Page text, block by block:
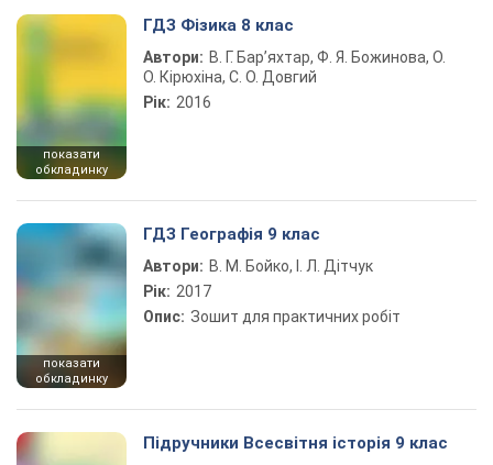
показати
обкладинку
ГДЗ Фізика 8 клас
Автори: В. Г. Бар’яхтар, Ф. Я. Божинова, О.
О. Кірюхіна, С. О. Довгий
Рік: 2016
показати
обкладинку
ГДЗ Географія 9 клас
Автори: В. М. Бойко, І. Л. Дітчук
Рік: 2017
Опис: Зошит для практичних робіт
Підручники Всесвітня історія 9 клас